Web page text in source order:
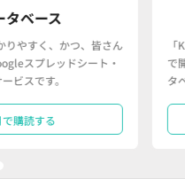
ベース
やすく、かつ、皆さん
スプレッドシート・
ビスです。
購読する
で
タ